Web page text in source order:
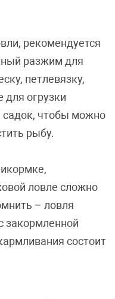
рекомендуется
разжим для
петлевязку,
для огрузки
садок, чтобы можно
рыбу.
ловле сложно
– ловля
закормленной
состоит